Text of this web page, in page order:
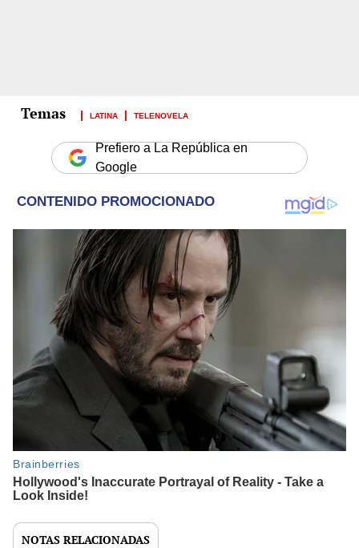
LATINA TELENOVELA
Prefiero a La República en
Google
NOTAS RELACIONADAS